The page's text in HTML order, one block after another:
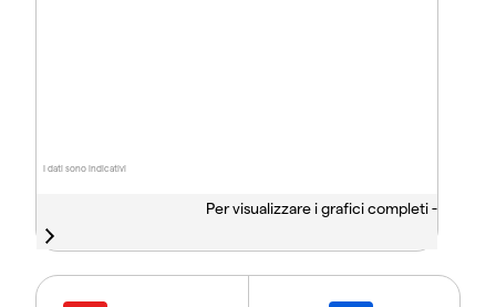
I dati sono indicativi
Per visualizzare i grafici completi -